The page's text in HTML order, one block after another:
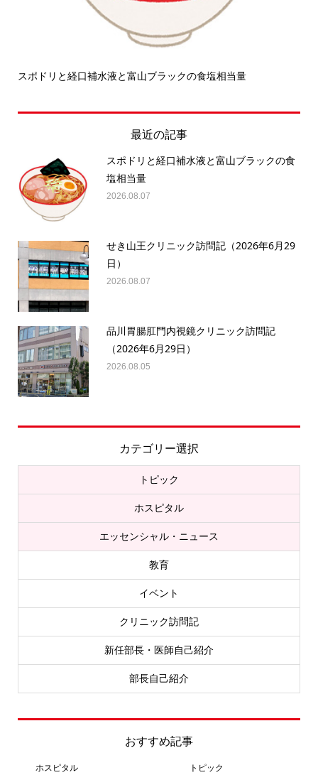
スポドリと経口補水液と富山ブラックの食塩相当量
最近の記事
スポドリと経口補水液と富山ブラックの食
塩相当量
2026.08.07
せき山王クリニック訪問記（2026年6月29
日）
2026.08.07
品川胃腸肛門内視鏡クリニック訪問記
（2026年6月29日）
2026.08.05
カテゴリー選択
トピック
ホスピタル
エッセンシャル・ニュース
教育
イベント
クリニック訪問記
新任部長・医師自己紹介
部長自己紹介
おすすめ記事
ホスピタル トピック